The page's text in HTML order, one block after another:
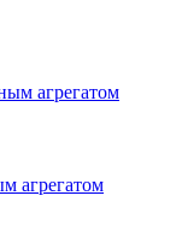
агрегатом
агрегатом